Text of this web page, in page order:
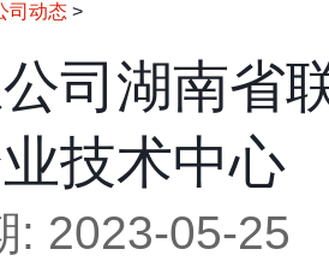
司动态 >
司湖南省
技术中心
: 2023-05-25